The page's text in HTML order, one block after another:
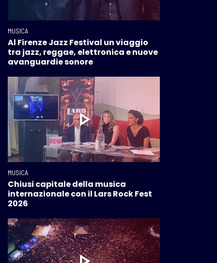
MUSICA
Al Firenze Jazz Festival un viaggio
tra jazz, reggae, elettronica e nuove
avanguardie sonore
MUSICA
Chiusi capitale della musica
internazionale con il Lars Rock Fest
2026